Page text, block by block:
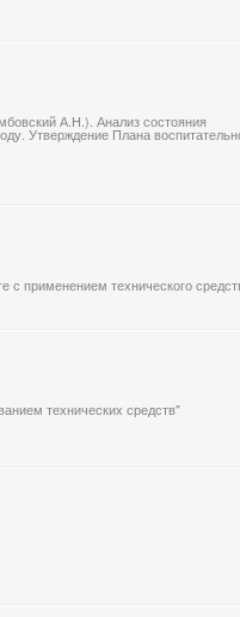
А.Н.). Анализ состояния
Утверждение Плана
с применением технического
технических средств"